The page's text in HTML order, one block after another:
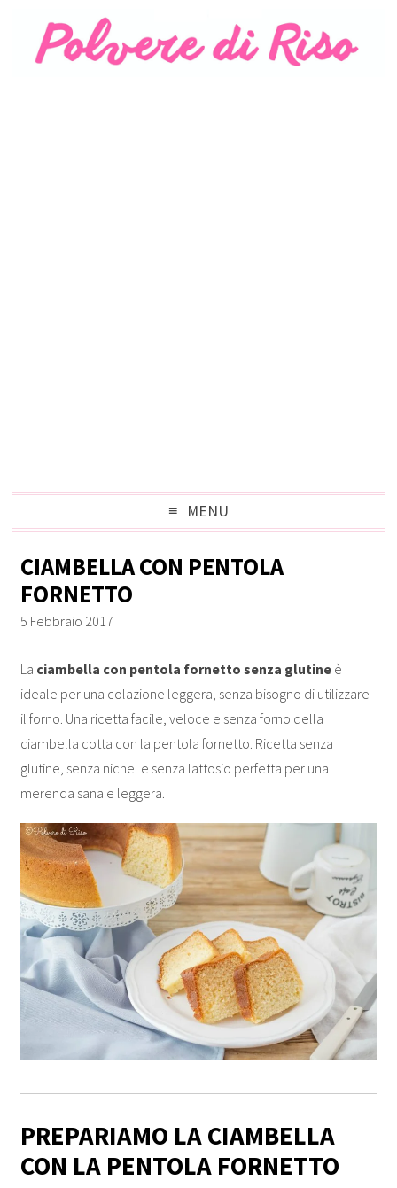
MENU
CIAMBELLA CON PENTOLA
FORNETTO
5 Febbraio 2017
La ciambella con pentola fornetto senza glutine è
ideale per una colazione leggera, senza bisogno di utilizzare
il forno. Una ricetta facile, veloce e senza forno della
ciambella cotta con la pentola fornetto. Ricetta senza
glutine, senza nichel e senza lattosio perfetta per una
merenda sana e leggera.
PREPARIAMO LA CIAMBELLA
CON LA PENTOLA FORNETTO